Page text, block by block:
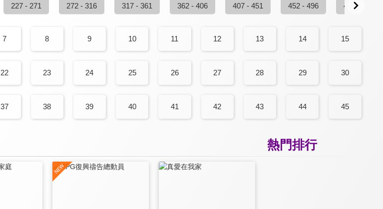
更新至第 720 集 全 207 集 全 15 集
227 - 271 272 - 316 317 - 361 362 - 406 407 - 451 452 - 496 497 - 541
7 8 9 10 11 12 13 14 15
22 23 24 25 26 27 28 29 30
37 38 39 40 41 42 43 44 45
熱門排行